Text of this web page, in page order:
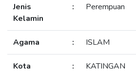
Jenis
Kelamin
: Perempuan
Agama : ISLAM
Kota : KATINGAN